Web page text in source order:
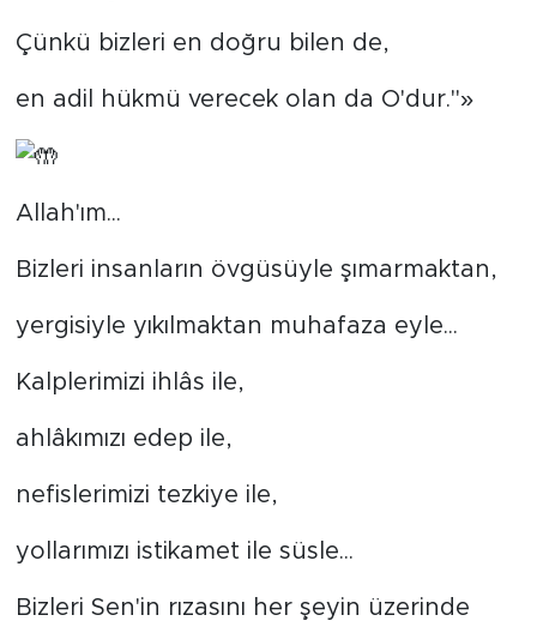
Çünkü bizleri en doğru bilen de,
en adil hükmü verecek olan da O'dur."»
Allah'ım...
Bizleri insanların övgüsüyle şımarmaktan,
yergisiyle yıkılmaktan muhafaza eyle...
Kalplerimizi ihlâs ile,
ahlâkımızı edep ile,
nefislerimizi tezkiye ile,
yollarımızı istikamet ile süsle...
Bizleri Sen'in rızasını her şeyin üzerinde